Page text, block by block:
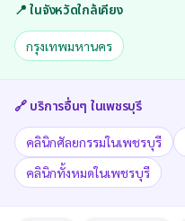
📍 ในจังหวัดใกล้เคียง
กรุงเทพมหานคร
🔗 บริการอื่นๆ ในเพชรบุรี
คลินิกศัลยกรรมในเพชรบุรี
คลินิกทั้งหมดในเพชรบุรี